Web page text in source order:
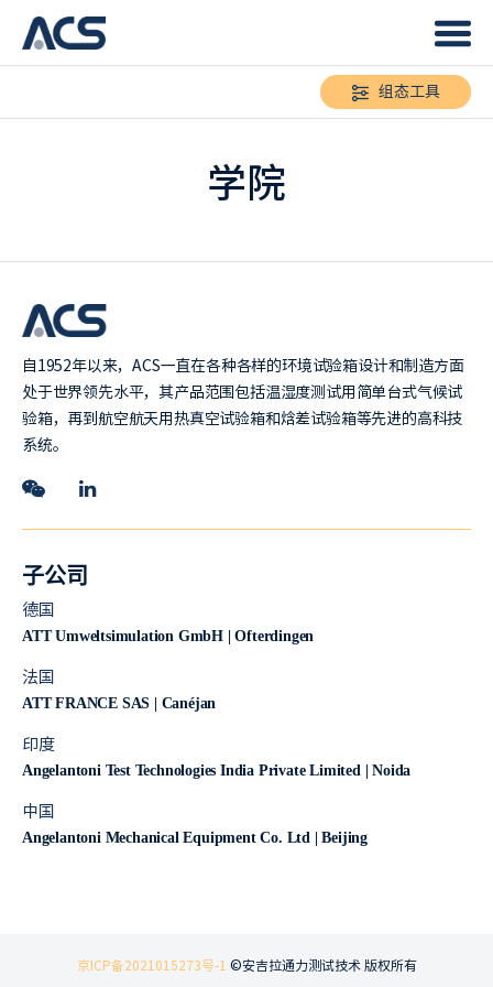
组态工具
学院
自1952年以来，ACS一直在各种各样的环境试验箱设计和制造方面
处于世界领先水平，其产品范围包括温湿度测试用简单台式气候试
验箱，再到航空航天用热真空试验箱和焓差试验箱等先进的高科技
系统。
子公司
德国
ATT Umweltsimulation GmbH | Ofterdingen
法国
ATT FRANCE SAS | Canéjan
印度
Angelantoni Test Technologies India Private Limited | Noida
中国
Angelantoni Mechanical Equipment Co. Ltd | Beijing
京ICP备2021015273号-1 ©安吉拉通力测试技术 版权所有